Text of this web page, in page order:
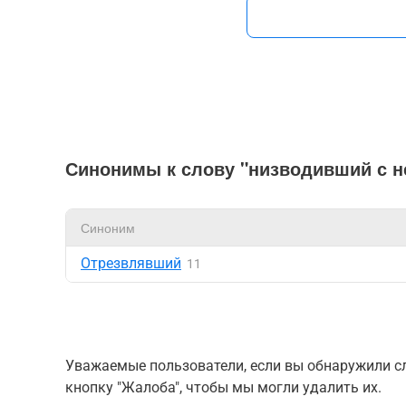
Синонимы к слову "низводивший с
Синоним
Отрезвлявший 11
Уважаемые пользователи, если вы обнаружили
кнопку "Жалоба", чтобы мы могли удалить их.